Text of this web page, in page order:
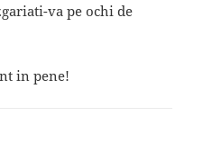
va pe ochi de
in pene!